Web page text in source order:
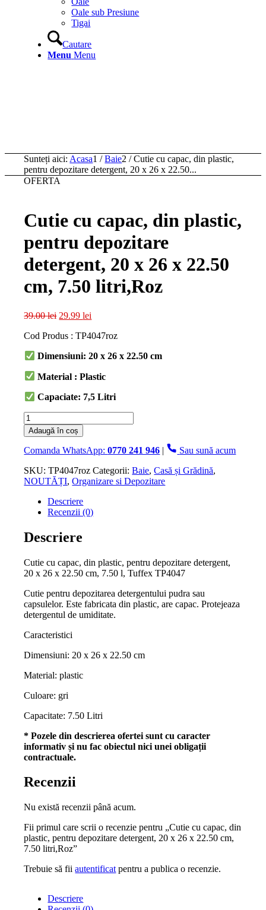
Oale sub Presiune
Tigai
Cautare
Menu Menu
Sunteți aici: Acasa1 / Baie2 / Cutie cu capac, din plastic,
pentru depozitare detergent, 20 x 26 x 22.50...
OFERTA
Cutie cu capac, din plastic,
pentru depozitare
detergent, 20 x 26 x 22.50
cm, 7.50 litri,Roz
39.00lei Prețul
a
39.00 lei.
29.99lei
este:
Cod Produs : TP4047roz
Dimensiuni: 20 x 26 x 22.50 cm
Material : Plastic
Capaciate: 7,5 Litri
Cantitate
Cutie
cu
capac,
plastic,
pentru
detergent,
26
x
cm,
7.50
Adaugă în coș
Comanda WhatsApp:0770 241 946 |
Sau sună acum
SKU:TP4047roz Categorii:Baie,Casă și Grădină,
NOUTĂȚI,Organizare si Depozitare
Descriere
Recenzii (0)
Descriere
Cutie cu capac, din plastic, pentru depozitare detergent,
20 x 26 x 22.50 cm, 7.50 l, Tuffex TP4047
Cutie pentru depozitarea detergentului pudra sau
capsulelor. Este fabricata din plastic, are capac. Protejeaza
detergentul de umiditate.
Caracteristici
Dimensiuni: 20 x 26 x 22.50 cm
Material: plastic
Culoare: gri
Capacitate: 7.50 Litri
* Pozele din descrierea ofertei sunt cu caracter
informativ și nu fac obiectul nici unei obligații
contractuale.
Recenzii
Nu există recenzii până acum.
Fii primul care scrii o recenzie pentru „Cutie cu capac, din
plastic, pentru depozitare detergent, 20 x 26 x 22.50 cm,
7.50 litri,Roz”
Trebuie să fiiautentificat pentru a publica o recenzie.
Descriere